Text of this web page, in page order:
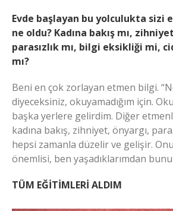
Evde başlayan bu yolculukta sizi
ne oldu? Kadına bakış mı,
parasızlık mı, bilgi eksikliği mi,
mı?
Beni en çok zorlayan etmen bilgi.
diyeceksiniz, okuyamadığım için.
başka yerlere gelirdim. Diğer
kadına bakış, zihniyet, önyargı,
hepsi zamanla düzelir ve gelişir.
önemlisi, ben yaşadıklarımdan bunu
TÜM EĞİTİMLERİ ALDIM